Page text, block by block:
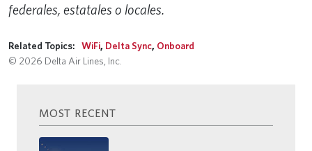
federales, estatales o locales.
Related Topics: WiFi, Delta Sync, Onboard
© 2026 Delta Air Lines, Inc.
MOST RECENT